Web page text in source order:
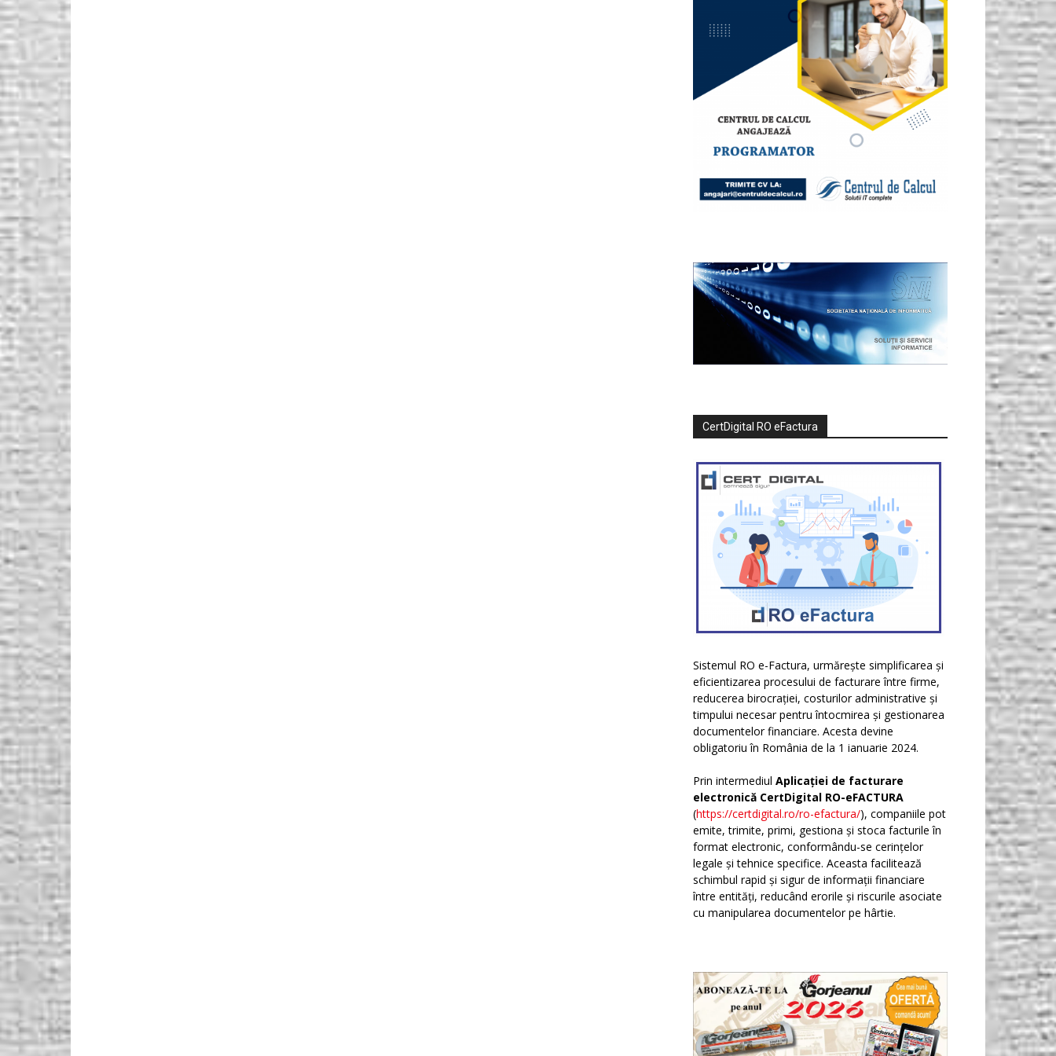
CertDigital RO eFactura
Sistemul RO e-Factura, urmărește simplificarea și
eficientizarea procesului de facturare între firme,
reducerea birocrației, costurilor administrative și
timpului necesar pentru întocmirea și gestionarea
documentelor financiare. Acesta devine
obligatoriu în România de la 1 ianuarie 2024.
Prin intermediul Aplicației de facturare
electronică CertDigital RO-eFACTURA
(https://certdigital.ro/ro-efactura/), companiile pot
emite, trimite, primi, gestiona și stoca facturile în
format electronic, conformându-se cerințelor
legale și tehnice specifice. Aceasta facilitează
schimbul rapid și sigur de informații financiare
între entități, reducând erorile și riscurile asociate
cu manipularea documentelor pe hârtie.